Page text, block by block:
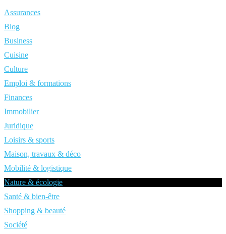
Assurances
Blog
Business
Cuisine
Culture
Emploi & formations
Finances
Immobilier
Juridique
Loisirs & sports
Maison, travaux & déco
Mobilité & logistique
Nature & écologie
Santé & bien-être
Shopping & beauté
Société